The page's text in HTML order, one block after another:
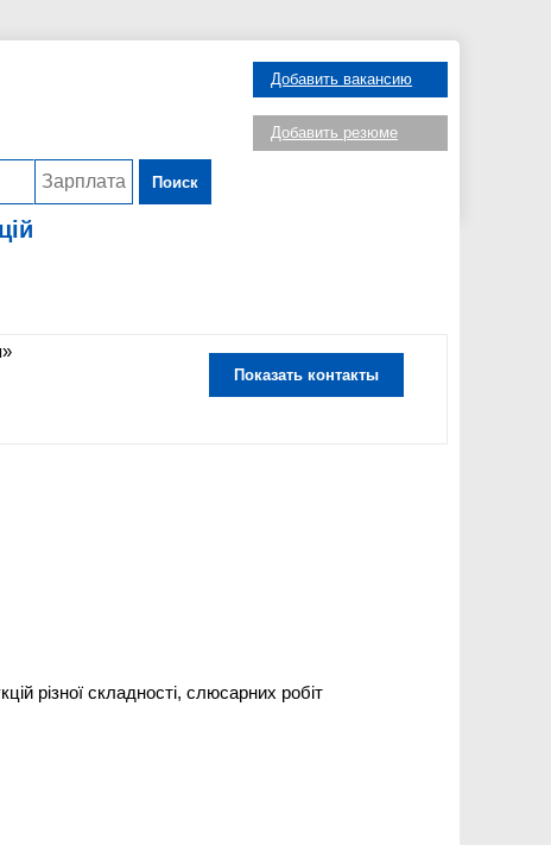
Поиск
Добавить вакансию
Добавить резюме
Показать контакты
різної складності, слюсарних робіт